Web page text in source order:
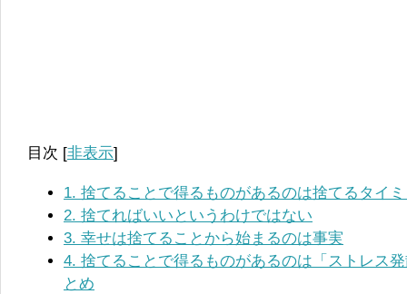
目次 [非表示]
1. 捨てることで得るものがあるのは捨てるタイ
2. 捨てればいいというわけではない
3. 幸せは捨てることから始まるのは事実
4. 捨てることで得るものがあるのは「ストレス
とめ